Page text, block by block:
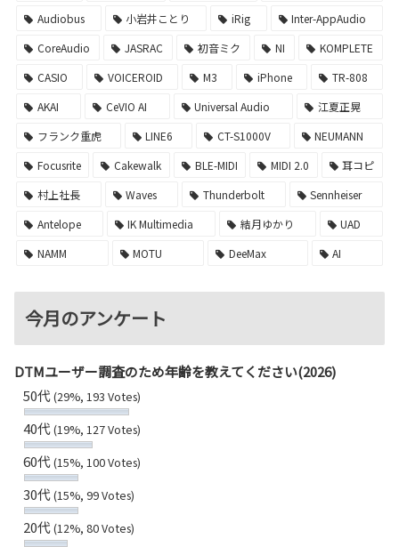
Audiobus
小岩井ことり iRig
Inter-AppAudio
CoreAudio
JASRAC 初音ミク NI
KOMPLETE
CASIO
VOICEROID M3 iPhone
TR-808
AKAI
CeVIO AI Universal Audio
江夏正晃
フランク重虎
LINE6 CT-S1000V
NEUMANN
Focusrite
Cakewalk BLE-MIDI MIDI 2.0
耳コピ
村上社長
Waves Thunderbolt
Sennheiser
Antelope
IK Multimedia 結月ゆかり
UAD
NAMM
MOTU DeeMax AI
今月のアンケート
DTMユーザー調査のため年齢を教えてください(2026)
50代(29%, 193 Votes)
40代(19%, 127 Votes)
60代(15%, 100 Votes)
30代(15%, 99 Votes)
20代(12%, 80 Votes)